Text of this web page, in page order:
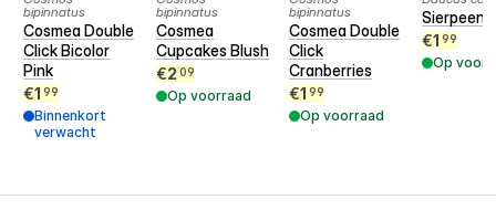
bipinnatus
Cosmea Double
Click Bicolor
Pink
€1 99
Binnenkort
verwacht
bipinnatus
Cosmea
Cupcakes Blush
€2 09
Op voorraad
bipinnatus
Cosmea Double
Click
Cranberries
€1 99
Op voorraad
Sierpeen
€1 99
Op